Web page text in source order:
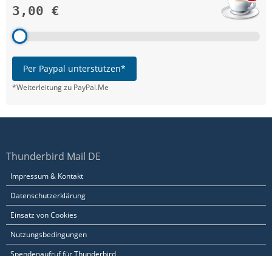
3,00 €
Per Paypal unterstützen*
*Weiterleitung zu PayPal.Me
Thunderbird Mail DE
Impressum & Kontakt
Datenschutzerklärung
Einsatz von Cookies
Nutzungsbedingungen